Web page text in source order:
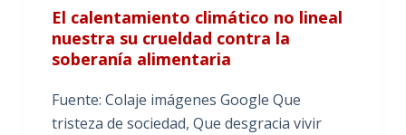
El calentamiento climático no lineal
nuestra su crueldad contra la
soberanía alimentaria
Fuente: Colaje imágenes Google Que
tristeza de sociedad, Que desgracia vivir